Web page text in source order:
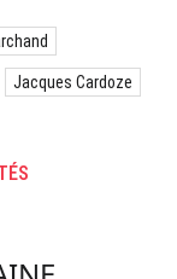
Jacques Cardoze